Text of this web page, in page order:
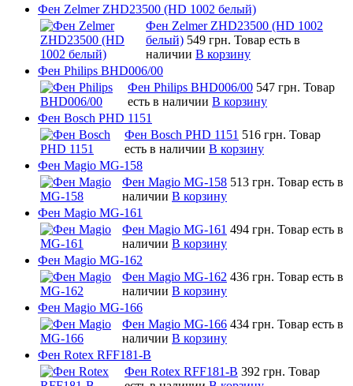
Фен Zelmer ZHD23500 (HD 1002 белый)
Фен Zelmer ZHD23500 (HD 1002
белый) 549 грн. Товар есть в
наличии В корзину
Фен Philips BHD006/00
Фен Philips BHD006/00 547 грн. Товар
есть в наличии В корзину
Фен Bosch PHD 1151
Фен Bosch PHD 1151 516 грн. Товар
есть в наличии В корзину
Фен Magio MG-158
Фен Magio MG-158 513 грн. Товар есть в
наличии В корзину
Фен Magio MG-161
Фен Magio MG-161 494 грн. Товар есть в
наличии В корзину
Фен Magio MG-162
Фен Magio MG-162 436 грн. Товар есть в
наличии В корзину
Фен Magio MG-166
Фен Magio MG-166 434 грн. Товар есть в
наличии В корзину
Фен Rotex RFF181-B
Фен Rotex RFF181-B 392 грн. Товар